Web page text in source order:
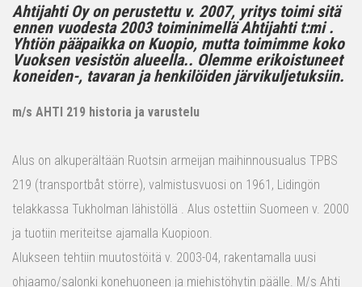
Ahtijahti Oy on perustettu v. 2007, yritys toimi sitä
ennen vuodesta 2003 toiminimellä Ahtijahti t:mi .
Yhtiön pääpaikka on Kuopio, mutta toimimme koko
Vuoksen vesistön alueella.. Olemme erikoistuneet
koneiden-, tavaran ja henkilöiden järvikuljetuksiin.
m/s AHTI 219 historia ja varustelu
Alus on alkuperältään Ruotsin armeijan maihinnousualus TPBS
219 (transportbåt större), valmistusvuosi on 1961, Lidingön
telakkassa Tukholman lähistöllä . Alus ostettiin Suomeen v. 2000
ja tuotiin meriteitse ajamalla Kuopioon.
Alukseen tehtiin muutostöitä v. 2003-04, rakentamalla uusi
ohjaamo/salonki konehuoneen ja miehistöhytin päälle. M/s Ahti